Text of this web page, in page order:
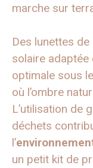
marche sur
Des lunettes
solaire adaptée
optimale sous
où l’ombre
L’utilisation de
déchets
l’
un petit kit de